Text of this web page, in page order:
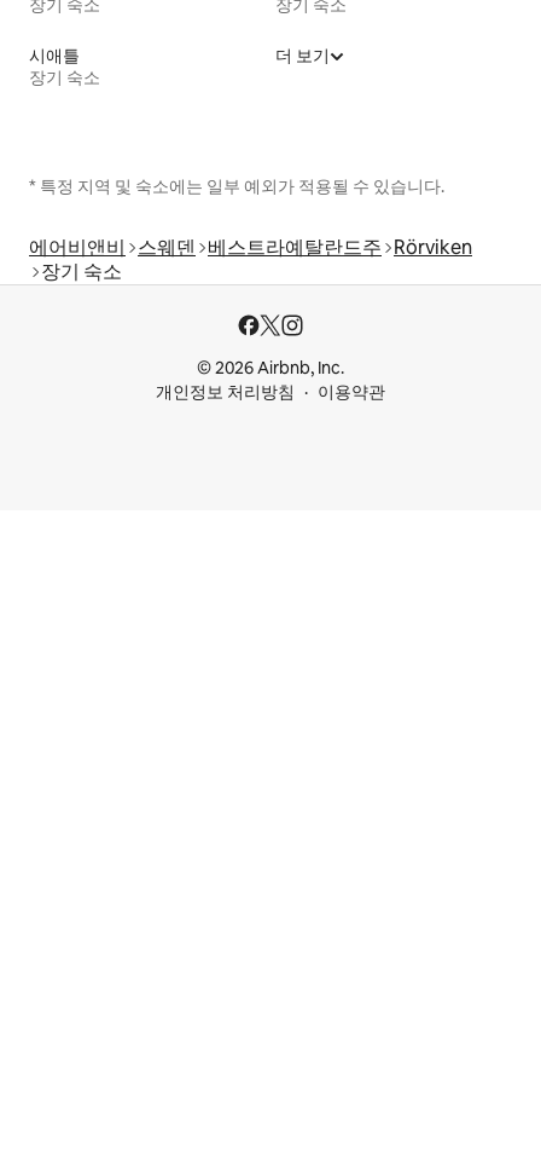
장기 숙소 장기 숙소
시애틀
장기 숙소
더 보기
* 특정 지역 및 숙소에는 일부 예외가 적용될 수 있습니다.
에어비앤비 스웨덴 베스트라예탈란드주 Rörviken
장기 숙소
© 2026 Airbnb, Inc.
개인정보 처리방침
이용약관